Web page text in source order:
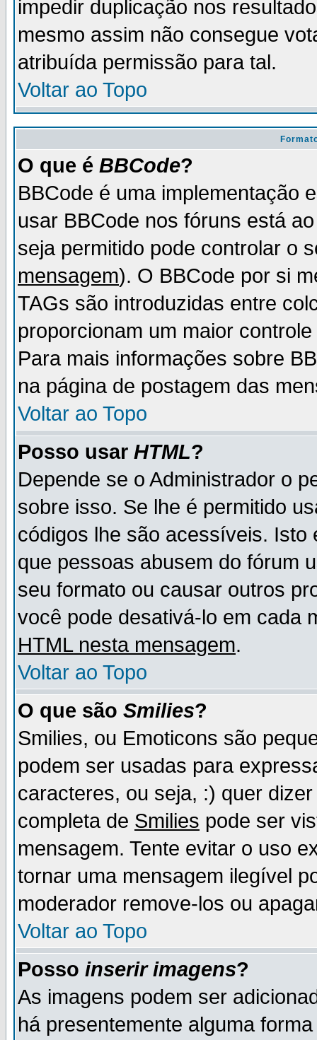
impedir duplicação nos
mesmo assim não consegue
atribuída permissão para tal.
Voltar ao Topo
O que é BBCode?
BBCode é uma implementação
usar BBCode nos fóruns está
seja permitido pode controlar o
mensagem). O BBCode por si
TAGs são introduzidas entre
proporcionam um maior
Para mais informações sobre
na página de postagem das
Voltar ao Topo
Posso usar HTML?
Depende se o Administrador o
sobre isso. Se lhe é permitido
códigos lhe são acessíveis.
que pessoas abusem do fórum
seu formato ou causar outros
você pode desativá-lo em cada
HTML nesta mensagem.
Voltar ao Topo
O que são Smilies?
Smilies, ou Emoticons são
podem ser usadas para
caracteres, ou seja, :) quer
completa de Smilies pode ser
mensagem. Tente evitar o uso
tornar uma mensagem ilegível
moderador remove-los ou
Voltar ao Topo
Posso inserir imagens?
As imagens podem ser
há presentemente alguma